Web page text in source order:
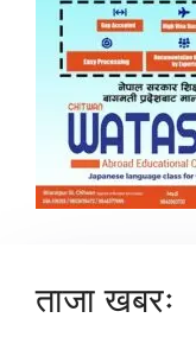
ताजा खबरः